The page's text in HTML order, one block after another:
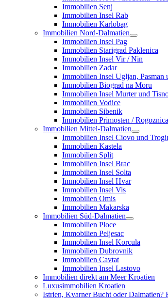
Immobilien Senj
Immobilien Insel Rab
Immobilien Karlobag
Immobilien Nord-Dalmatien
Immobilien Insel Pag
Immobilien Starigrad Paklenica
Immobilien Insel Vir / Nin
Immobilien Zadar
Immobilien Insel Ugljan, Pasman
Immobilien Biograd na Moru
Immobilien Insel Murter und
Immobilien Vodice
Immobilien Sibenik
Immobilien Primosten / Rogoznica
Immobilien Mittel-Dalmatien
Immobilien Insel Ciovo und
Immobilien Kastela
Immobilien Split
Immobilien Insel Brac
Immobilien Insel Solta
Immobilien Insel Hvar
Immobilien Insel Vis
Immobilien Omis
Immobilien Makarska
Immobilien Süd-Dalmatien
Immobilien Ploce
Immobilien Peljesac
Immobilien Insel Korcula
Immobilien Dubrovnik
Immobilien Cavtat
Immobilien Insel Lastovo
Immobilien direkt am Meer Kroatien
Luxusimmobilien Kroatien
Istrien, Kvarner Bucht oder Dalmatien?